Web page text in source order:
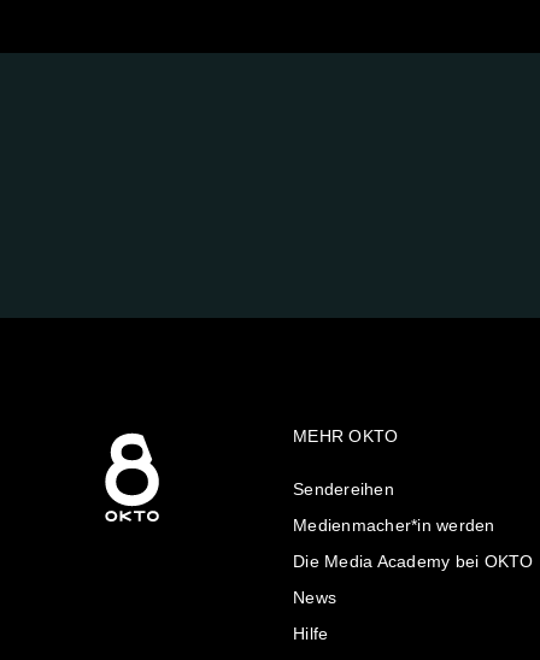
MEHR OKTO
Sendereihen
Medienmacher*in werden
Die Media Academy bei OKTO
News
Hilfe